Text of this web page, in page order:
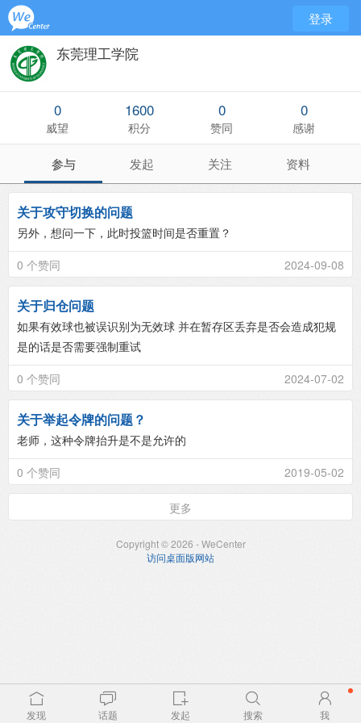
登录
东莞理工学院
0
威望
1600
积分
0
赞同
0
感谢
参与 发起 关注 资料
关于攻守切换的问题
另外，想问一下，此时投篮时间是否重置？
0 个赞同
2024-09-08
关于归仓问题
如果有效球也被误识别为无效球 并在暂存区丢弃是否会造成犯规
是的话是否需要强制重试
0 个赞同
2024-07-02
关于举起令牌的问题？
老师，这种令牌抬升是不是允许的
0 个赞同
2019-05-02
更多
Copyright © 2026 - WeCenter
访问桌面版网站
发现 话题 发起 搜索 我